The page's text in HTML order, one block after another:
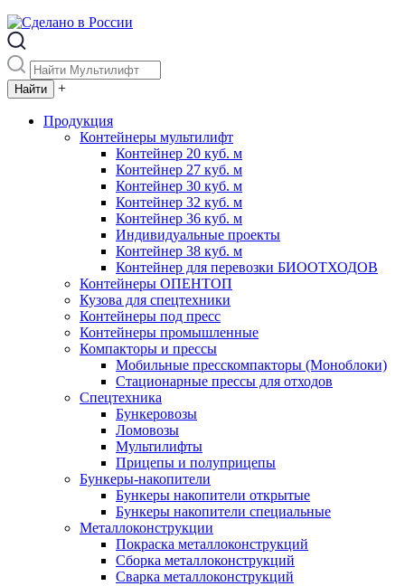
+
Продукция
Контейнеры мультилифт
Контейнер 20 куб. м
Контейнер 27 куб. м
Контейнер 30 куб. м
Контейнер 32 куб. м
Контейнер 36 куб. м
Индивидуальные проекты
Контейнер 38 куб. м
Контейнер для перевозки БИООТХОДОВ
Контейнеры ОПЕНТОП
Кузова для спецтехники
Контейнеры под пресс
Контейнеры промышленные
Компакторы и прессы
Мобильные пресскомпакторы (Моноблоки)
Стационарные прессы для отходов
Спецтехника
Бункеровозы
Ломовозы
Мультилифты
Прицепы и полуприцепы
Бункеры-накопители
Бункеры накопители открытые
Бункеры накопители специальные
Металлоконструкции
Покраска металлоконструкций
Сборка металлоконструкций
Сварка металлоконструкций